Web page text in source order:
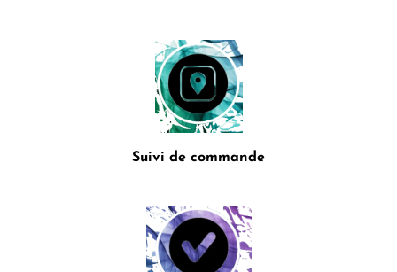
Suivi de commande